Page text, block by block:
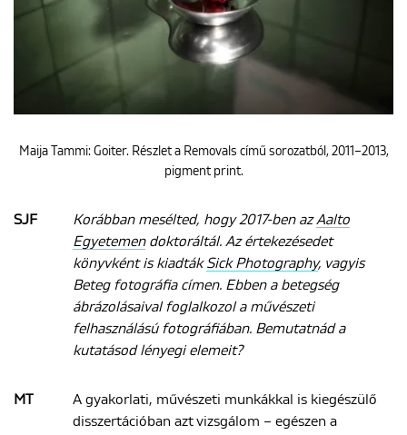
Maija Tammi: Goiter. Részlet a Removals című sorozatból, 2011–2013,
pigment print.
SJF Korábban mesélted, hogy 2017-ben azAalto
Egyetemendoktoráltál. Az értekezésedet
könyvként is kiadtákSick Photography, vagyis
Beteg fotográfia címen. Ebben a betegség
ábrázolásaival foglalkozol a művészeti
felhasználású fotográfiában. Bemutatnád a
kutatásod lényegi elemeit?
MT
A gyakorlati, művészeti munkákkal is kiegészülő
disszertációban azt vizsgálom – egészen a